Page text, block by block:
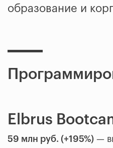
образование и
Elbrus
59 млн руб. (+195%) —